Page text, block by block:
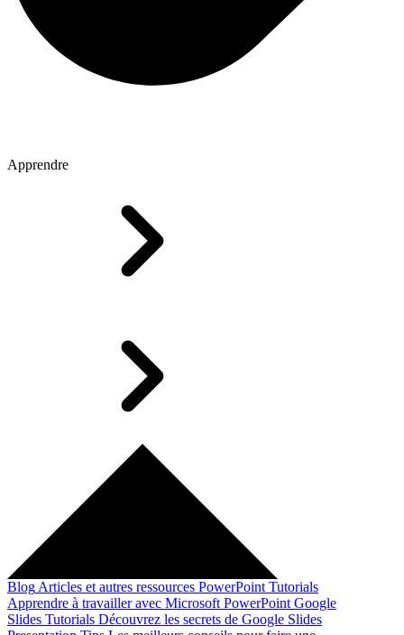
Apprendre
Blog Articles et autres ressources PowerPoint Tutorials
Apprendre à travailler avec Microsoft PowerPoint Google
Slides Tutorials Découvrez les secrets de Google Slides